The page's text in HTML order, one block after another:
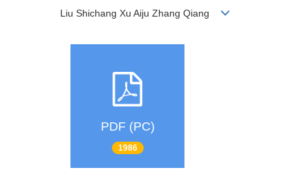
Liu Shichang Xu Aiju Zhang Qiang
PDF (PC)
1986